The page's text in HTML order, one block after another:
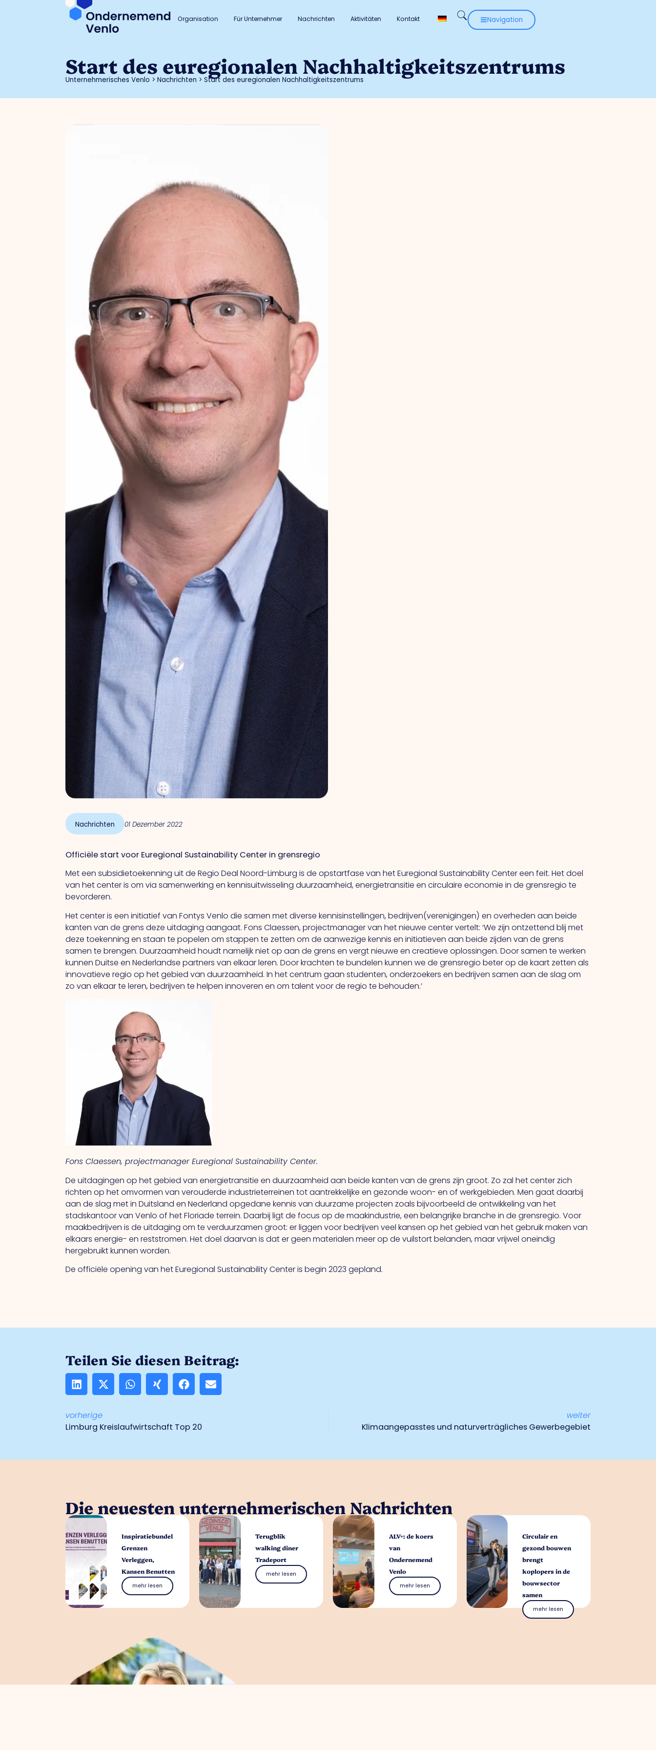
Organisation Für Unternehmer Nachrichten Aktivitäten Kontakt Navigation
Start des euregionalen Nachhaltigkeitszentrums
Unternehmerisches Venlo >Nachrichten >Start des euregionalen Nachhaltigkeitszentrums
Nachrichten 01 Dezember 2022
Officiële start voor Euregional Sustainability Center in grensregio
Met een subsidietoekenning uit de Regio Deal Noord-Limburg is de opstartfase van het Euregional Sustainability Center een feit. Het doel
van het center is om via samenwerking en kennisuitwisseling duurzaamheid, energietransitie en circulaire economie in de grensregio te
bevorderen.
Het center is een initiatief van Fontys Venlo die samen met diverse kennisinstellingen, bedrijven(verenigingen) en overheden aan beide
kanten van de grens deze uitdaging aangaat. Fons Claessen, projectmanager van het nieuwe center vertelt: ‘We zijn ontzettend blij met
deze toekenning en staan te popelen om stappen te zetten om de aanwezige kennis en initiatieven aan beide zijden van de grens
samen te brengen. Duurzaamheid houdt namelijk niet op aan de grens en vergt nieuwe en creatieve oplossingen. Door samen te werken
kunnen Duitse en Nederlandse partners van elkaar leren. Door krachten te bundelen kunnen we de grensregio beter op de kaart zetten als
innovatieve regio op het gebied van duurzaamheid. In het centrum gaan studenten, onderzoekers en bedrijven samen aan de slag om
zo van elkaar te leren, bedrijven te helpen innoveren en om talent voor de regio te behouden.’
Fons Claessen, projectmanager Euregional Sustainability Center.
De uitdagingen op het gebied van energietransitie en duurzaamheid aan beide kanten van de grens zijn groot. Zo zal het center zich
richten op het omvormen van verouderde industrieterreinen tot aantrekkelijke en gezonde woon- en of werkgebieden. Men gaat daarbij
aan de slag met in Duitsland en Nederland opgedane kennis van duurzame projecten zoals bijvoorbeeld de ontwikkeling van het
stadskantoor van Venlo of het Floriade terrein. Daarbij ligt de focus op de maakindustrie, een belangrijke branche in de grensregio. Voor
maakbedrijven is de uitdaging om te verduurzamen groot: er liggen voor bedrijven veel kansen op het gebied van het gebruik maken van
elkaars energie- en reststromen. Het doel daarvan is dat er geen materialen meer op de vuilstort belanden, maar vrijwel oneindig
hergebruikt kunnen worden.
De officiële opening van het Euregional Sustainability Center is begin 2023 gepland.
Teilen Sie diesen Beitrag:
vorherige
Limburg Kreislaufwirtschaft Top 20
weiter
Klimaangepasstes und naturverträgliches Gewerbegebiet
Die neuesten unternehmerischen Nachrichten
Inspiratiebundel
Grenzen
Verleggen,
Kansen Benutten
mehr lesen
Terugblik
walking diner
Tradeport
mehr lesen
ALV+: de koers
van
Ondernemend
Venlo
mehr lesen
Circulair en
gezond bouwen
brengt
koplopers in de
bouwsector
samen
mehr lesen